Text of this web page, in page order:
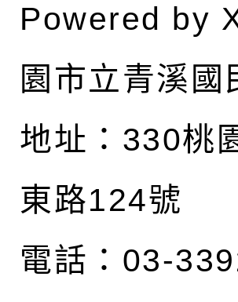
Powered by
園市立青溪國
地址： 330桃
東路124號
電話：03-